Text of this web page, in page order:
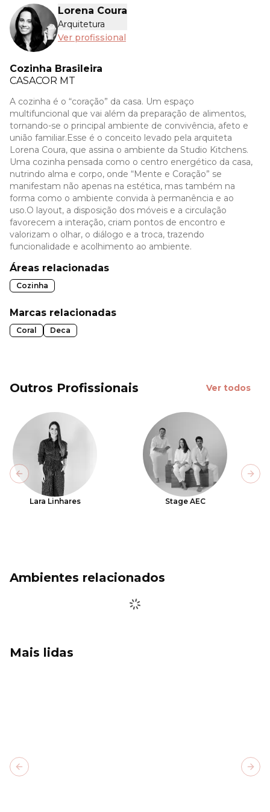
Lorena Coura
Arquitetura
Ver profissional
Cozinha Brasileira
CASACOR MT
A cozinha é o “coração” da casa. Um espaço
multifuncional que vai além da preparação de alimentos,
tornando-se o principal ambiente de convivência, afeto e
união familiar.Esse é o conceito levado pela arquiteta
Lorena Coura, que assina o ambiente da Studio Kitchens.
Uma cozinha pensada como o centro energético da casa,
nutrindo alma e corpo, onde “Mente e Coração” se
manifestam não apenas na estética, mas também na
forma como o ambiente convida à permanência e ao
uso.O layout, a disposição dos móveis e a circulação
favorecem a interação, criam pontos de encontro e
valorizam o olhar, o diálogo e a troca, trazendo
funcionalidade e acolhimento ao ambiente.
Áreas relacionadas
Cozinha
Marcas relacionadas
Coral Deca
Outros Profissionais Ver todos
Lara Linhares Stage AEC
Previous slide
Ambientes relacionados
Mais lidas
Previous slide